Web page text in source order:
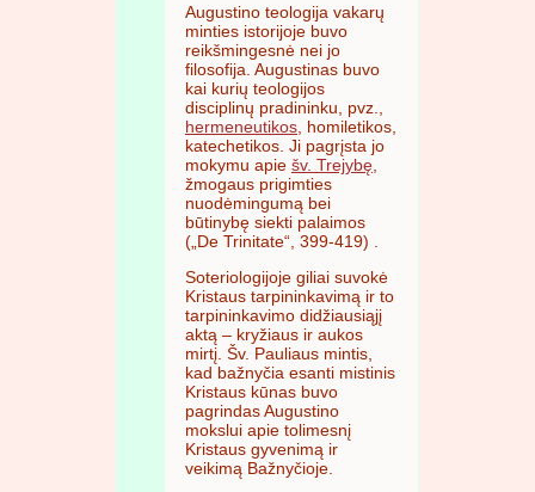
Augustino teologija vakarų
minties istorijoje buvo
reikšmingesnė nei jo
filosofija. Augustinas buvo
kai kurių teologijos
disciplinų pradininku, pvz.,
hermeneutikos , homiletikos,
katechetikos. Ji pagrįsta jo
mokymu apie šv. Trejybę
žmogaus prigimties
nuodėmingumą bei
būtinybę siekti palaimos
(„De Trinitate“, 399-419) .
Soteriologijoje giliai suvokė
Kristaus tarpininkavimą ir to
tarpininkavimo didžiausiąjį
aktą – kryžiaus ir aukos
mirtį. Šv. Pauliaus mintis,
kad bažnyčia esanti mistinis
Kristaus kūnas buvo
pagrindas Augustino
mokslui apie tolimesnį
Kristaus gyvenimą ir
veikimą Bažnyčioje.